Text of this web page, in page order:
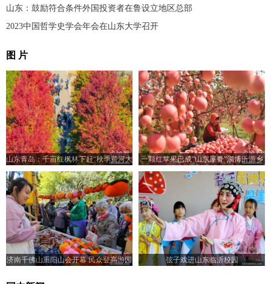
山东：鼓励符合条件外国投资者在鲁设立地区总部
2023中国哲学史学会年会在山东大学召开
图 片
山东青岛：千亩红枫林下赶“秋季黄河大
集”
一颗红苹果已成“山东屋脊”淄博沂源乡
村振兴“金钥匙”
济南千佛山重阳山会开幕 民众登高游园 弦子戏进山东临沂校园